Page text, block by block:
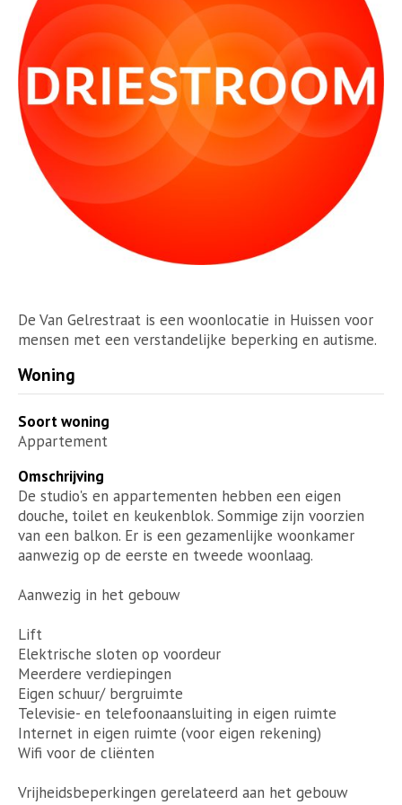
​De Van Gelrestraat is een woonlocatie in Huissen voor
mensen met een verstandelijke beperking en autisme.
Woning
Soort woning
Appartement
Omschrijving
​De studio's en appartementen hebben een eigen
douche, toilet en keukenblok. Sommige zijn voorzien
van een balkon. Er is een gezamenlijke woonkamer
aanwezig op de eerste en tweede woonlaag.
Aanwezig in het gebouw
Lift
Elektrische sloten op voordeur
Meerdere verdiepingen
Eigen schuur/ bergruimte
Televisie- en telefoonaansluiting in eigen ruimte
Internet in eigen ruimte (voor eigen rekening)
Wifi voor de cliënten
Vrijheidsbeperkingen gerelateerd aan het gebouw